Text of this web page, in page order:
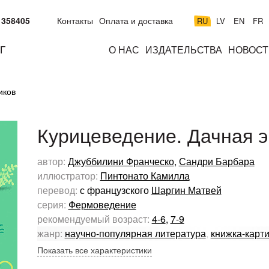
RU LV EN FR
Контакты Оплата и доставка
О НАС ИЗДАТЕЛЬСТВА
Курицеведение. Дачная
автор: Джуббилини Франческо, Сандри Барбара
иллюстратор: Пинтонато Камилла
перевод: с французского Шаргин Матвей
серия: Фермоведение
рекомендуемый возраст: 4-6, 7-9
жанр: научно-популярная литература, книжка-
Показать все характеристики